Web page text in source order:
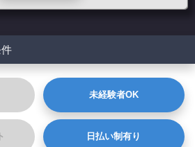
未経験者OK
日払い制有り